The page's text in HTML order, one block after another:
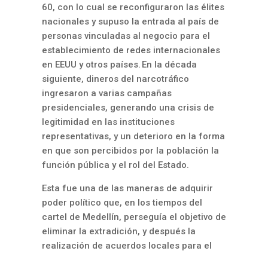
60, con lo cual se reconfiguraron las élites
nacionales y supuso la entrada al país de
personas vinculadas al negocio para el
establecimiento de redes internacionales
en EEUU y otros países. En la década
siguiente, dineros del narcotráfico
ingresaron a varias campañas
presidenciales, generando una crisis de
legitimidad en las instituciones
representativas, y un deterioro en la forma
en que son percibidos por la población la
función pública y el rol del Estado.
Esta fue una de las maneras de adquirir
poder político que, en los tiempos del
cartel de Medellín, perseguía el objetivo de
eliminar la extradición, y después la
realización de acuerdos locales para el